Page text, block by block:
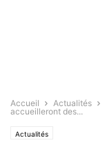
Accueil Actualités
accueilleront des...
Actualités